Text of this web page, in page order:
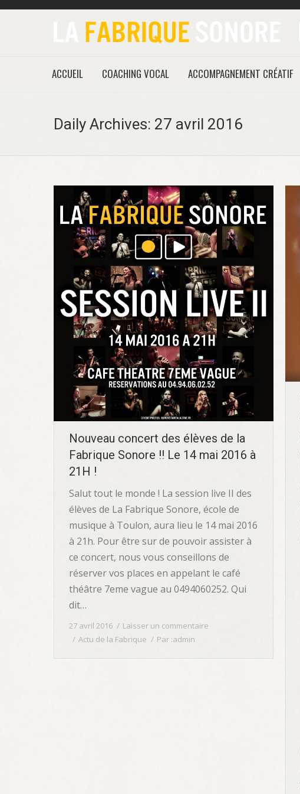
ACCUEIL COACHING VOCAL ACCOMPAGNEMENT CRÉATIF
Daily Archives: 27 avril 2016
Nouveau concert des élèves de la
Fabrique Sonore !! Le 14 mai 2016 à
21H !
Salut tout le monde ! La session live II des
élèves de La Fabrique Sonore, école de
musique à Toulon, aura lieu le 14 mai 2016
à 21h. Pour être sur de pouvoir assister à
ce concert, nous vous conseillons de
réserver vos places en appelant le café
théâtre 7eme vague au 0494060252. Qui
dit…
27 avril 2016
Laisser un commentaire
Actu de la Fabrique
Par :admin